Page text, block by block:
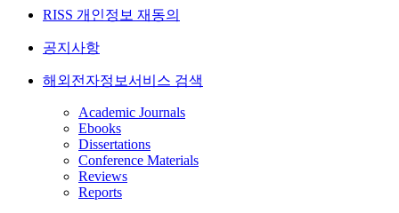
RISS 개인정보 재동의
공지사항
해외전자정보서비스 검색
Academic Journals
Ebooks
Dissertations
Conference Materials
Reviews
Reports